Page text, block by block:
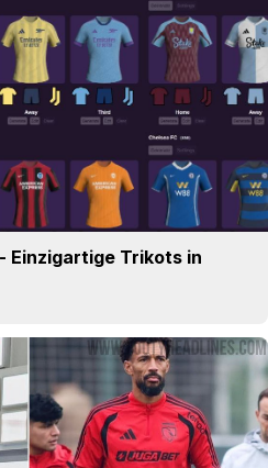
Einzigartige Trikots in